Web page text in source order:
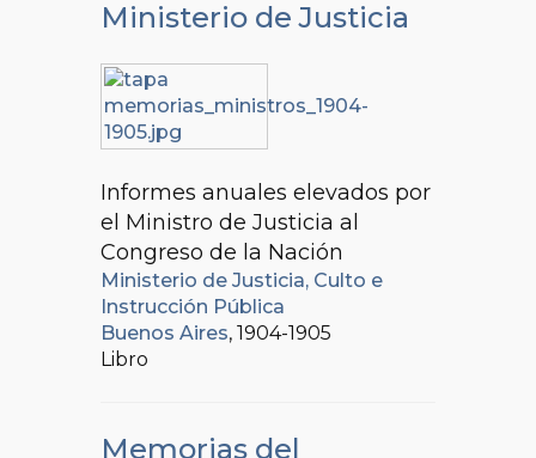
Ministerio de Justicia
Informes anuales elevados por
el Ministro de Justicia al
Congreso de la Nación
Ministerio de Justicia, Culto e
Instrucción Pública
Buenos Aires, 1904-1905
Libro
Memorias del